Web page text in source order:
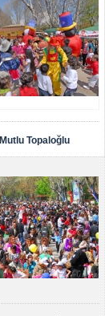
Mutlu Topaloğlu